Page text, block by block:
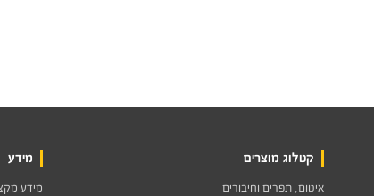
קטלוג מוצרים
איטום, תפרים וחיבורים
מידע
מידע